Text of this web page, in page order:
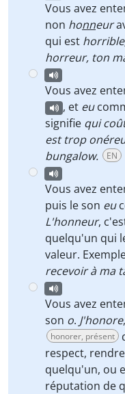
Vous avez
non honneur
qui est
horreur, ton
Vous avez
, et eu
signifie qui
est trop
bungalow.
EN
Vous avez
puis le son eu
L'honneur,
quelqu'un qui
valeur.
recevoir à ma
Vous avez
son o. J'honore
honorer, présent
respect,
quelqu'un, ou
réputation de